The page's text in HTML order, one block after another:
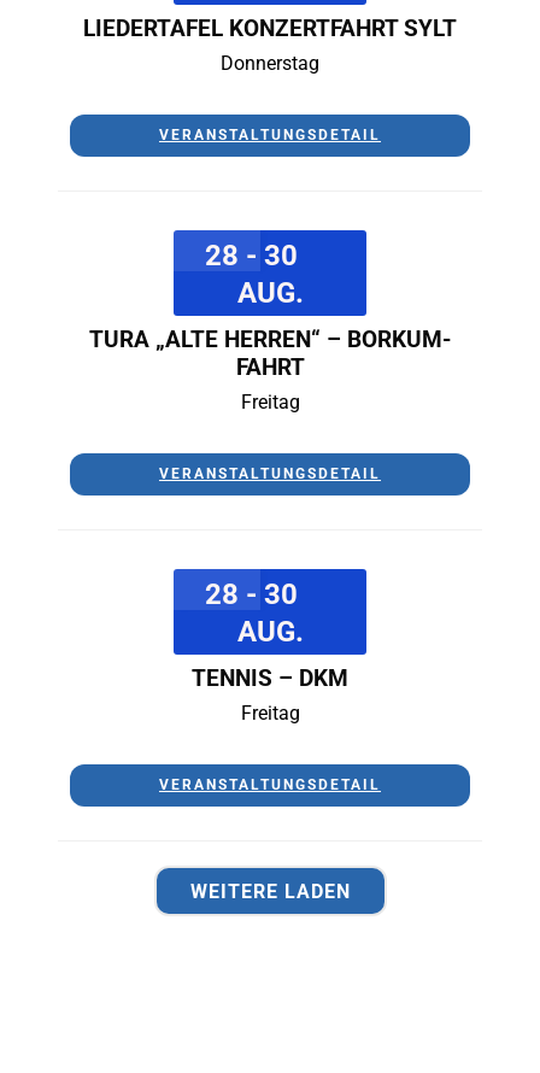
LIEDERTAFEL KONZERTFAHRT SYLT
Donnerstag
VERANSTALTUNGSDETAIL
28 - 30
AUG.
TURA „ALTE HERREN“ – BORKUM-
FAHRT
Freitag
VERANSTALTUNGSDETAIL
28 - 30
AUG.
TENNIS – DKM
Freitag
VERANSTALTUNGSDETAIL
WEITERE LADEN